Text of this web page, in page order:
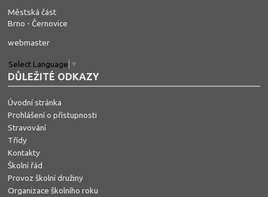
Městská část
Brno - Černovice
webmaster
Select Language ▼
DŮLEŽITÉ ODKAZY
Úvodní stránka
Prohlášení o přístupnosti
Stravování
Třídy
Kontakty
Školní řád
Provoz školní družiny
Organizace školního roku